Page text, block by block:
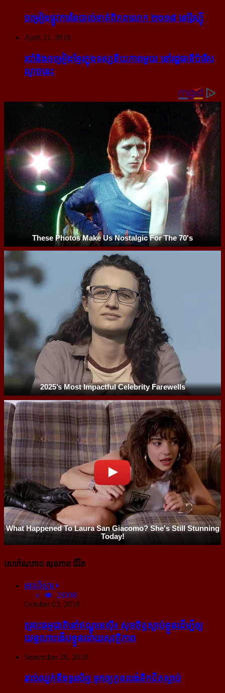
ចម្រៀង​ផ្លូវការ​នៃ​បាល់ទាត់​ពិភពលោក ២០១៨ នៅ​រ៉ូស្ស៊ី
April 21, 2018
របាំ​និង​ចម្រៀង​ខ្មែរ​ក្នុង​ទស្សនីយភាព​មួយ នៅ​រដ្ឋធានី​ប៉ារីស​
ល្ងាច​នេះ
សោភ័ណភាព សុខភាព ជីវិត
អានពិស្ដារ
26008
October 03, 2018
គ្រោះធម្មជាតិនៅឥណ្ឌូនេស៊ី៖ សុខចិត្ត​ស្លាប់​ខ្លួន​ដើម្បី​ឲ្យ​
យន្ដហោះ​ងើប​ខ្លួន​ដោយ​សុវត្ថិភាព
September 28, 2018
រវល់​ឈ្លក់​នឹង​ទូរស័ព្ទ ទុក​ឲ្យ​កូន​លង់​ទឹក​ជិត​ស្លាប់